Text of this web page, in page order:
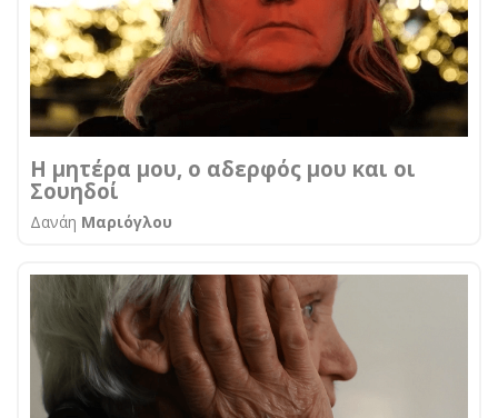
Η μητέρα μου, ο αδερφός μου και οι
Σουηδοί
Δανάη Μαριόγλου